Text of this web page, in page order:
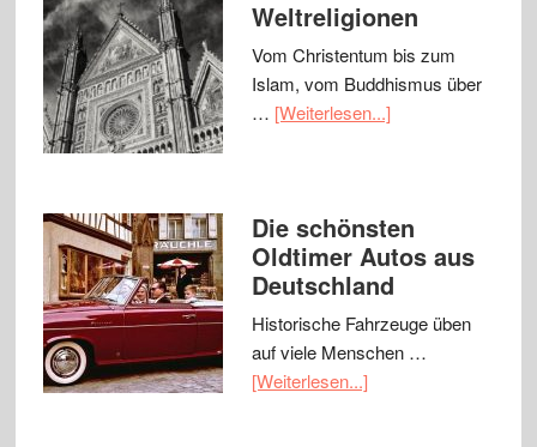
Weltreligionen
Vom Christentum bis zum
Islam, vom Buddhismus über
… [Weiterlesen...]
Die schönsten
Oldtimer Autos aus
Deutschland
Historische Fahrzeuge üben
auf viele Menschen …
[Weiterlesen...]